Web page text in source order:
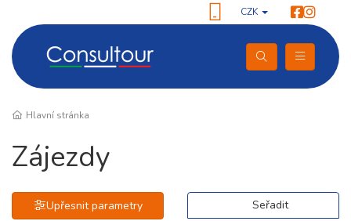
CZK
Hlavní stránka
Zájezdy
Upřesnit parametry Seřadit